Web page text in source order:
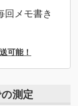
回メモ書き
可能！
測定